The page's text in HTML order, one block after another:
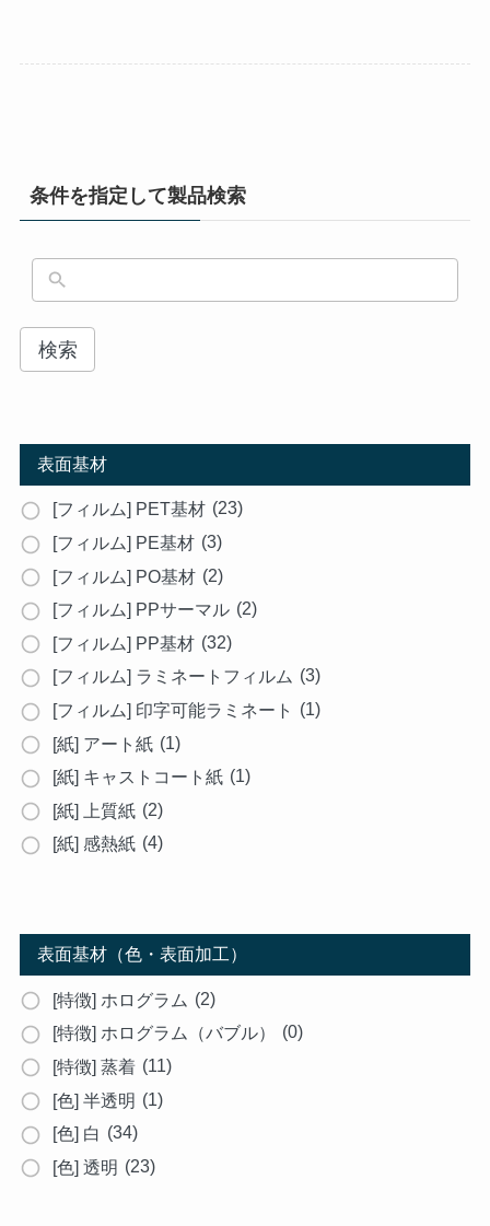
条件を指定して製品検索
検索
表面基材
[フィルム] PET基材 (23)
[フィルム] PE基材 (3)
[フィルム] PO基材 (2)
[フィルム] PPサーマル (2)
[フィルム] PP基材 (32)
[フィルム] ラミネートフィルム (3)
[フィルム] 印字可能ラミネート
(1)
[紙] アート紙 (1)
[紙] キャストコート紙 (1)
[紙] 上質紙 (2)
[紙] 感熱紙 (4)
表面基材（色・表面加工）
[特徴] ホログラム (2)
[特徴] ホログラム（バブル）
(0)
[特徴] 蒸着 (11)
[色] 半透明 (1)
[色] 白 (34)
[色] 透明 (23)